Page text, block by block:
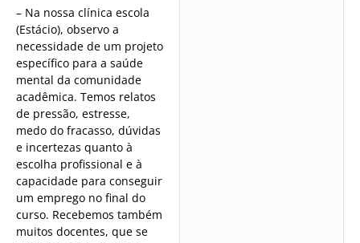
– Na nossa clínica escola
(Estácio), observo a
necessidade de um projeto
específico para a saúde
mental da comunidade
acadêmica. Temos relatos
de pressão, estresse,
medo do fracasso, dúvidas
e incertezas quanto à
escolha profissional e à
capacidade para conseguir
um emprego no final do
curso. Recebemos também
muitos docentes, que se